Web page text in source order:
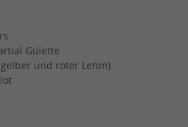
Guiette
und roter Lehm).